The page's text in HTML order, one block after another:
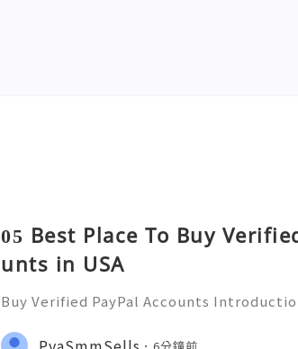
05 Best Place To Buy
unts in USA
Buy Verified PayPal Accounts
g convenience and security for users
6分鐘前